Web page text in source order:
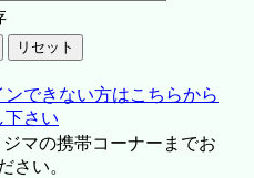
できない方はこちらから
下さい
マの携帯コーナーまでお
さい。